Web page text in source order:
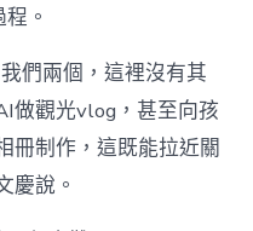
。
們兩個，這裡沒有其
做觀光vlog，甚至向孩
冊制作，這既能拉近關
慶說。